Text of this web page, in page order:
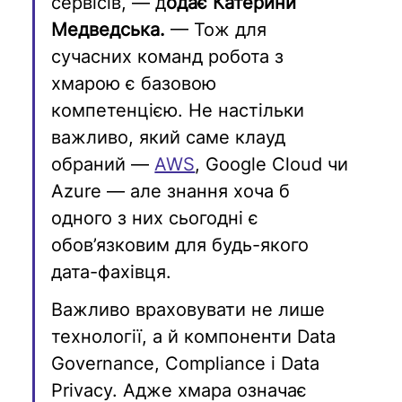
Медведська. — Тож для
сучасних команд робота з
хмарою є базовою
компетенцією. Не настільки
важливо, який саме клауд
обраний — AWS, Google Cloud чи
Azure — але знання хоча б
одного з них сьогодні є
обов’язковим для будь-якого
дата-фахівця.
Важливо враховувати не лише
технології, а й компоненти Data
Governance, Compliance і Data
Privacy. Адже хмара означає